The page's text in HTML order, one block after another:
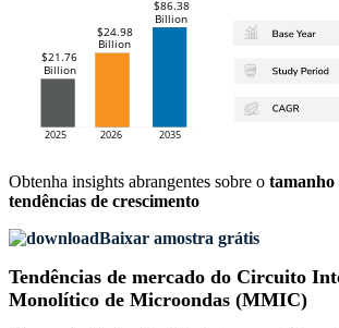
Obtenha insights abrangentes sobre o tamanho
tendências de crescimento
Baixar amostra grátis
Tendências de mercado do Circuito
Monolítico de Microondas (MMIC)